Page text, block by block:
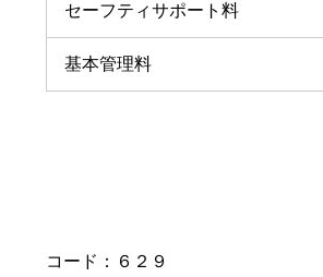
セーフティサポート料
基本管理料
コード：６２９